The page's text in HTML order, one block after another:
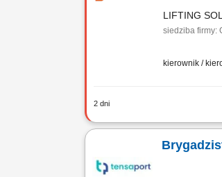
LIFTING
siedziba firmy:
kierownik /
2 dni
Zadania